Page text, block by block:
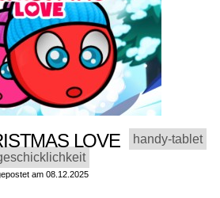
LOVE
handy-tablet
am 08.12.2025